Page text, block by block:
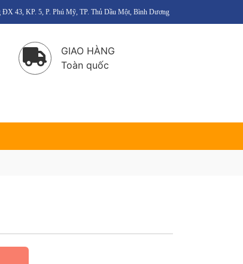
43, KP. 5, P. Phú Mỹ, TP. Thủ Dầu Một, Bình Dương
GIAO HÀNG
Toàn quốc